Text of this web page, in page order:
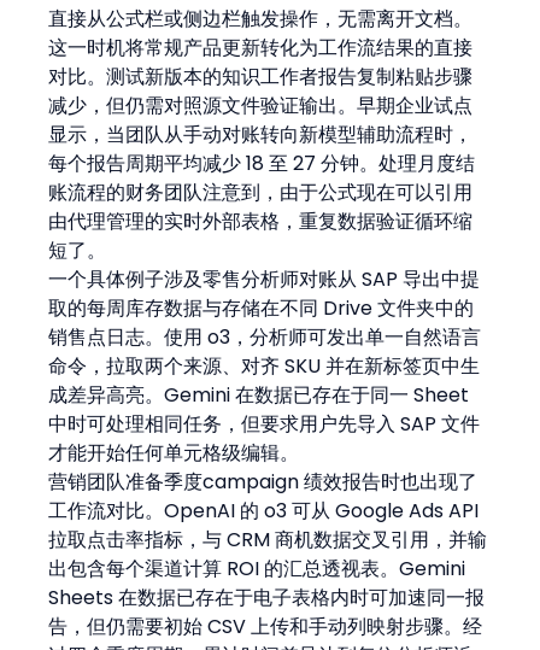
直接从公式栏或侧边栏触发操作，无需离开文档。
这一时机将常规产品更新转化为工作流结果的直接
对比。测试新版本的知识工作者报告复制粘贴步骤
减少，但仍需对照源文件验证输出。早期企业试点
显示，当团队从手动对账转向新模型辅助流程时，
每个报告周期平均减少 18 至 27 分钟。处理月度结
账流程的财务团队注意到，由于公式现在可以引用
由代理管理的实时外部表格，重复数据验证循环缩
短了。
一个具体例子涉及零售分析师对账从 SAP 导出中提
取的每周库存数据与存储在不同 Drive 文件夹中的
销售点日志。使用 o3，分析师可发出单一自然语言
命令，拉取两个来源、对齐 SKU 并在新标签页中生
成差异高亮。Gemini 在数据已存在于同一 Sheet
中时可处理相同任务，但要求用户先导入 SAP 文件
才能开始任何单元格级编辑。
营销团队准备季度campaign 绩效报告时也出现了
工作流对比。OpenAI 的 o3 可从 Google Ads API
拉取点击率指标，与 CRM 商机数据交叉引用，并输
出包含每个渠道计算 ROI 的汇总透视表。Gemini
Sheets 在数据已存在于电子表格内时可加速同一报
告，但仍需要初始 CSV 上传和手动列映射步骤。经